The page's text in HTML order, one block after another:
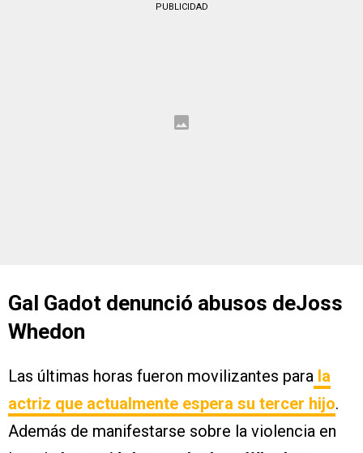
PUBLICIDAD
Gal Gadot denunció abusos deJoss
Whedon
Las últimas horas fueron movilizantes para la
actriz que actualmente espera su tercer hijo.
Además de manifestarse sobre la violencia en